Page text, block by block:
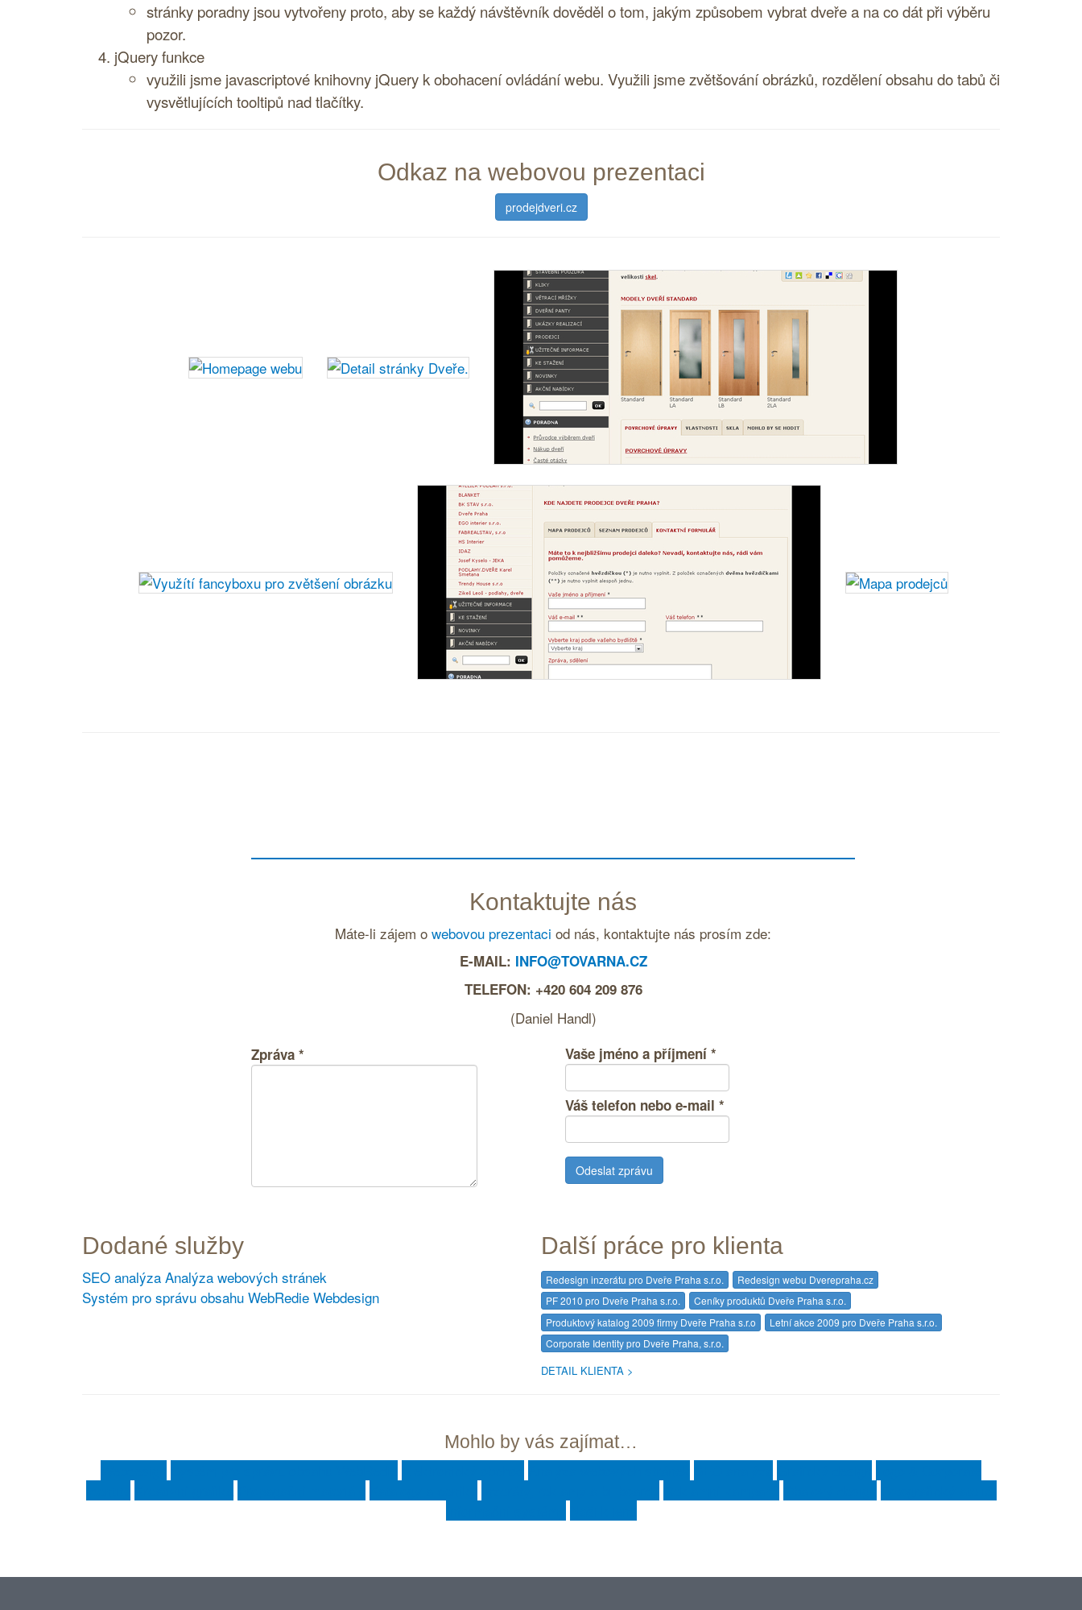
stránky poradny jsou vytvořeny proto, aby se každý návštěvník dověděl o tom, jakým způsobem vybrat dveře a na co dát při výběru
pozor.
jQueryfunkce
využili jsme javascriptové knihovny jQuery k obohacení ovládání webu. Využili jsme zvětšování obrázků, rozdělení obsahu do tabů či
vysvětlujících tooltipů nad tlačítky.
Odkaz na webovou prezentaci
prodejdveri.cz
Kontaktujte nás
Máte-li zájem o webovou prezentaci od nás, kontaktujte nás prosím zde:
E-MAIL: INFO@TOVARNA.CZ
TELEFON: +420 604 209 876
(Daniel Handl)
Zpráva * Vaše jméno a příjmení *
Váš telefon nebo e-mail *
Dodané služby
SEO analýza Analýza webových stránek
Systém pro správu obsahu WebRedie Webdesign
Další práce pro klienta
Redesign inzerátu pro Dveře Praha s.r.o.
Redesign webu Dverepraha.cz
PF 2010 pro Dveře Praha s.r.o.
Ceníky produktů Dveře Praha s.r.o.
Produktový katalog 2009 firmy Dveře Praha s.r.o
Letní akce 2009 pro Dveře Praha s.r.o.
Corporate Identity pro Dveře Praha, s.r.o.
DETAIL KLIENTA
Mohlo by vás zajímat…